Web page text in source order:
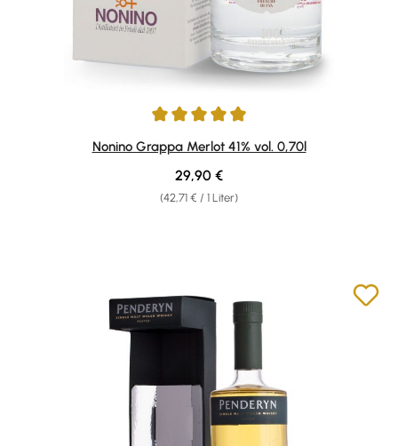
Durchschnittliche Bewertung von 4.92 von 5 Sternen
Nonino Grappa Merlot 41% vol. 0,70l
(42,71 € / 1 Liter)
Regulärer Preis:
29,90 €